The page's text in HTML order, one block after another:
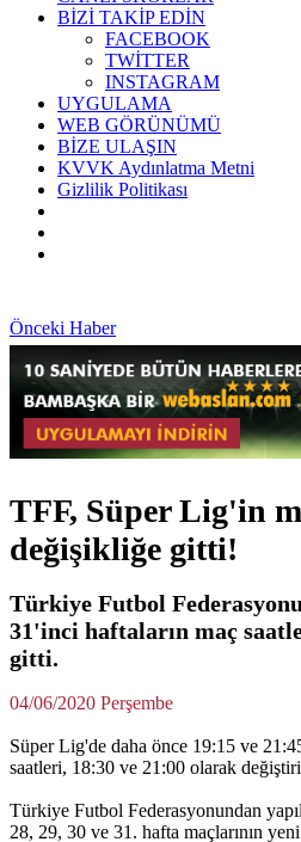
BİZİ TAKİP EDİN
FACEBOOK
TWİTTER
INSTAGRAM
UYGULAMA
WEB GÖRÜNÜMÜ
BİZE ULAŞIN
KVVK Aydınlatma Metni
Gizlilik Politikası
Önceki Haber
TFF, Süper Lig'in
değişikliğe gitti!
Türkiye Futbol
31'inci haftaların maç
gitti.
04/06/2020 Perşembe
Süper Lig'de daha önce 19:15 ve
saatleri, 18:30 ve 21:00 olarak
Türkiye Futbol Federasyonundan
28, 29, 30 ve 31. hafta maçlarının